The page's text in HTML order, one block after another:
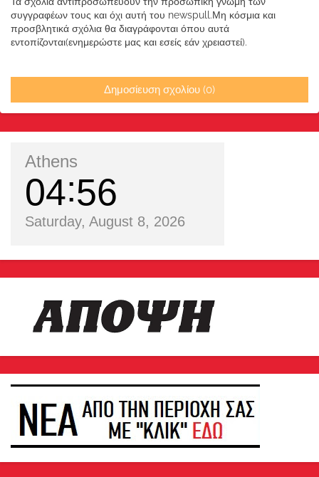
συγγραφέων τους και όχι αυτή του newspull.Μη κόσμια και
προσβλητικά σχόλια θα διαγράφονται όπου αυτά
εντοπίζονται(ενημερώστε μας και εσείς εάν χρειαστεί).
Δημοσίευση σχολίου (0)
Athens
04 56
Saturday, August 8, 2026